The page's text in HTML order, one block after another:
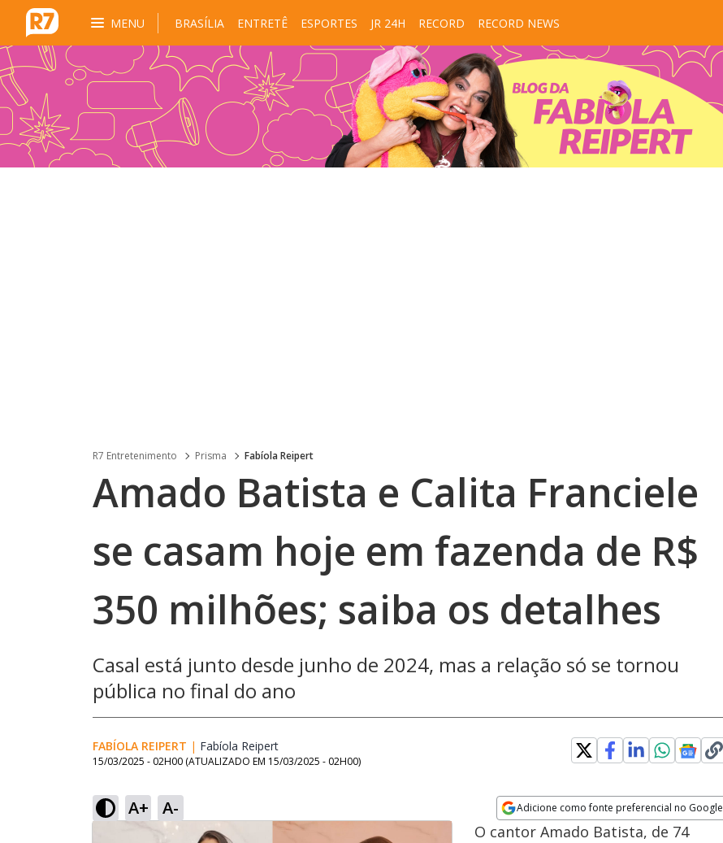
MENU BRASÍLIA ENTRETÊ ESPORTES JR 24H RECORD RECORD NEWS
R7 Entretenimento Prisma Fabíola Reipert
Amado Batista e Calita Franciele
se casam hoje em fazenda de R$
350 milhões; saiba os detalhes
Casal está junto desde junho de 2024, mas a relação só se tornou
pública no final do ano
FABÍOLA REIPERT | Fabíola Reipert
15/03/2025 - 02H00 (ATUALIZADO EM 15/03/2025 - 02H00)
A+ A- Adicione como fonte preferencial no Google
Opens in new window
O cantor Amado Batista, de 74